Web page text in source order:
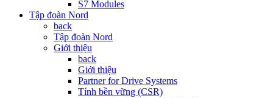
S7 Modules
Tập đoàn Nord
back
Tập đoàn Nord
Giới thiệu
back
Giới thiệu
Partner for Drive Systems
Tính bền vững (CSR)